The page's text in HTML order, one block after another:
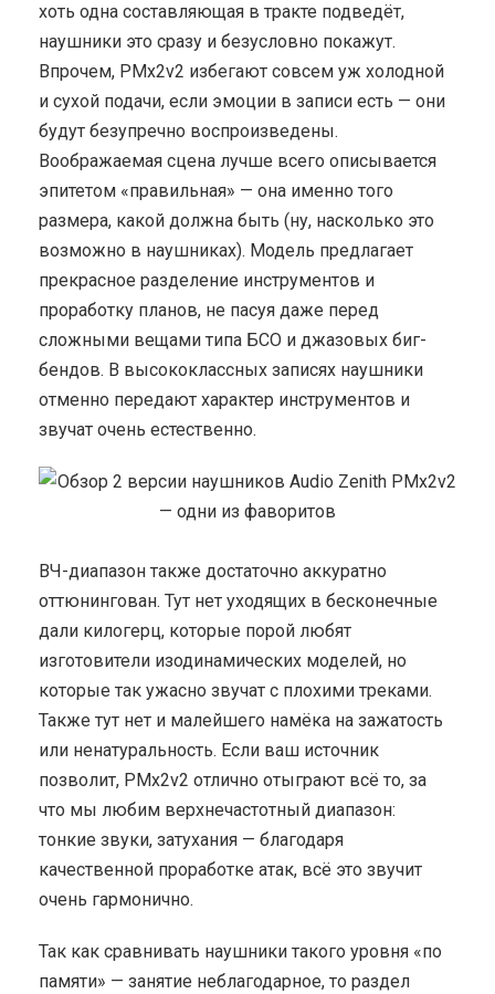
хоть одна составляющая в тракте подведёт,
наушники это сразу и безусловно покажут.
Впрочем, PMx2v2 избегают совсем уж холодной
и сухой подачи, если эмоции в записи есть — они
будут безупречно воспроизведены.
Воображаемая сцена лучше всего описывается
эпитетом «правильная» — она именно того
размера, какой должна быть (ну, насколько это
возможно в наушниках). Модель предлагает
прекрасное разделение инструментов и
проработку планов, не пасуя даже перед
сложными вещами типа БСО и джазовых биг-
бендов. В высококлассных записях наушники
отменно передают характер инструментов и
звучат очень естественно.
ВЧ-диапазон также достаточно аккуратно
оттюнингован. Тут нет уходящих в бесконечные
дали килогерц, которые порой любят
изготовители изодинамических моделей, но
которые так ужасно звучат с плохими треками.
Также тут нет и малейшего намёка на зажатость
или ненатуральность. Если ваш источник
позволит, PMx2v2 отлично отыграют всё то, за
что мы любим верхнечастотный диапазон:
тонкие звуки, затухания — благодаря
качественной проработке атак, всё это звучит
очень гармонично.
Так как сравнивать наушники такого уровня «по
памяти» — занятие неблагодарное, то раздел